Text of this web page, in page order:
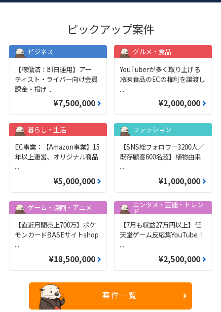
ピックアップ案件
ビジネス
【稼働済：即日運用】アー
ティスト・ライバー向け会員
課金・投げ ...
¥7,500,000
グルメ・食品
YouTuberが多く取り上げる
冷凍食品のECの権利を譲渡し
...
¥2,000,000
暮らし・生活
EC事業：【Amazon事業】15
年以上運営、オリジナル商品
...
¥5,000,000
ファッション
【SNS総フォロワー3200人／
既存顧客600名超】植物由来
...
¥1,000,000
ゲーム・漫画・アニメ
【直近月間売上700万】ポケ
モンカードBASEサイトshop
...
¥18,500,000
エンタメ・芸能・トレン
ド
【7月も収益27万円以上】任
天堂ゲーム反応集YouTube！
...
¥2,500,000
案件一覧